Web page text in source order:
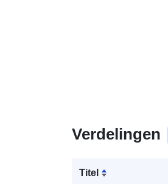
Verdelingen
Titel